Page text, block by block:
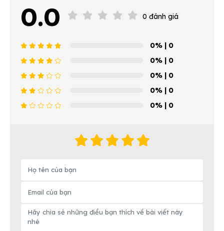
0.0 0 đánh giá
0% | 0
0% | 0
0% | 0
0% | 0
0% | 0